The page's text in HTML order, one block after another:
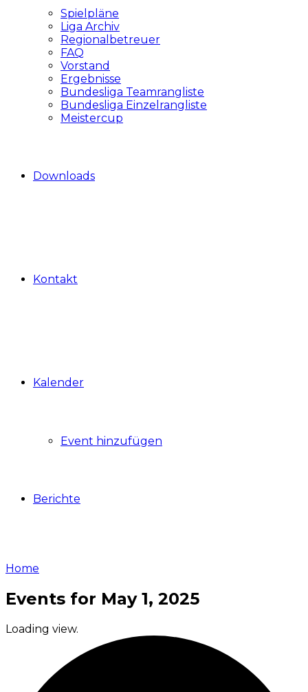
Spielpläne
Liga Archiv
Regionalbetreuer
FAQ
Vorstand
Ergebnisse
Bundesliga Teamrangliste
Bundesliga Einzelrangliste
Meistercup
Downloads
Kontakt
Kalender
Event hinzufügen
Berichte
Home
Events for May 1, 2025
Loading view.